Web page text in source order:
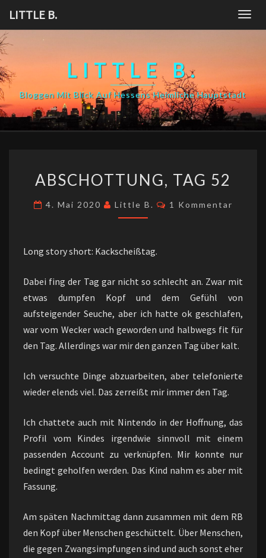
content
LITTLE B.
LITTLE B.
Bloggen Mit Blick Auf Hessens Heimliche Hauptstadt
TAG
ABSCHOTTUNG, TAG 52
4. Mai 2020 Little B. Kommentare
1 Kommentar
Long story short: Kackscheißtag.
Dabei fing der Tag gar nicht so schlecht an. Zwar mit
etwas dumpfen Kopf und dem Gefühl von
aufsteigender Seuche, aber ich hatte ok geschlafen,
war vom Wecker wach geworden und halbwegs fit für
den Tag. Allerdings war mir den ganzen Tag über kalt.
Ich versuchte Dinge abzuarbeiten, aber telefonierte
wieder elends viel. Das zerreißt mir immer den Tag.
Ich chattete auch mit Nintendo in der Hoffnung, das
Profil vom Kindes irgendwie sinnvoll mit einem
passenden Account zu verknüpfen. Mir konnte nur
bedingt geholfen werden. Das Kind nahm es aber mit
Fassung.
Am späten Nachmittag dann zusammen mit dem RB
den Kopf über Menschen geschüttelt. Über Menschen,
die gegen Zwangsimpfungen sind und auch sonst eher